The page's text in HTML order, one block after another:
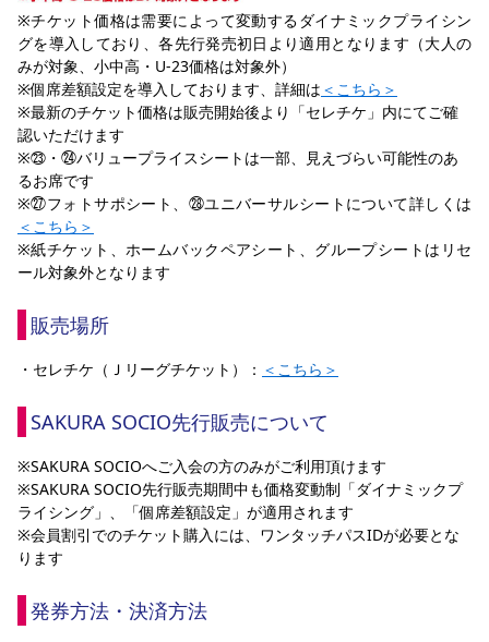
※チケット価格は需要によって変動するダイナミックプライシン
グを導入しており、各先行発売初日より適用となります（大人の
みが対象、小中高・U-23価格は対象外）
※個席差額設定を導入しております、詳細は ＜こちら＞
※最新のチケット価格は販売開始後より「セレチケ」内にてご確
認いただけます
※㉓・㉔バリュープライスシートは一部、見えづらい可能性のあ
るお席です
※㉗フォトサポシート、㉘ユニバーサルシートについて詳しくは
＜こちら＞
※紙チケット、ホームバックペアシート、グループシートはリセ
ール対象外となります
販売場所
・セレチケ（Ｊリーグチケット）： ＜ こちら ＞
SAKURA SOCIO先行販売について
※SAKURA SOCIOへご入会の方のみがご利用頂けます
※SAKURA SOCIO先行販売期間中も価格変動制「ダイナミックプ
ライシング」、「個席差額設定」が適用されます
※会員割引でのチケット購入には、ワンタッチパスIDが必要とな
ります
発券方法・決済方法